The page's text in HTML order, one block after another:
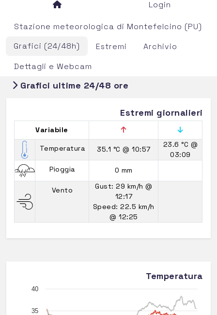
Login
Stazione meteorologica di Montefelcino (PU)
Grafici (24/48h)
Estremi
Archivio
Dettagli e Webcam
Grafici ultime 24/48 ore
Estremi giornalieri
Variabile
Temperatura 35.1 °C@ 10:57
23.6 °C @
03:09
Pioggia
0 mm
Vento Gust: 29 km/h@
12:17
Speed: 22.5 km/h
@ 12:25
Temperatura
35
40